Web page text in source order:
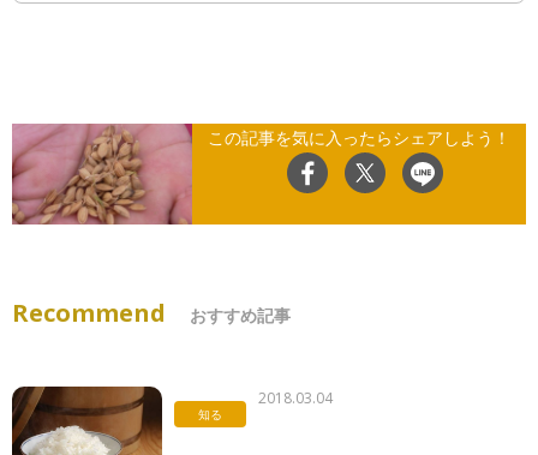
この記事を気に入ったらシェアしよう！
Recommend おすすめ記事
知る
2018.03.04